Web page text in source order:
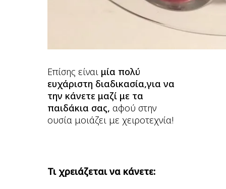
Επίσης είναι μία πολύ
ευχάριστη διαδικασία,για να
την κάνετε μαζί με τα
παιδάκια σας, αφού στην
ουσία μοιάζει με χειροτεχνία!
Τι χρειάζεται να κάνετε: